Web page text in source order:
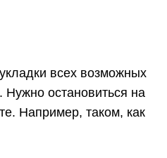
всех возможных
Нужно остановиться на
Например, таком, как